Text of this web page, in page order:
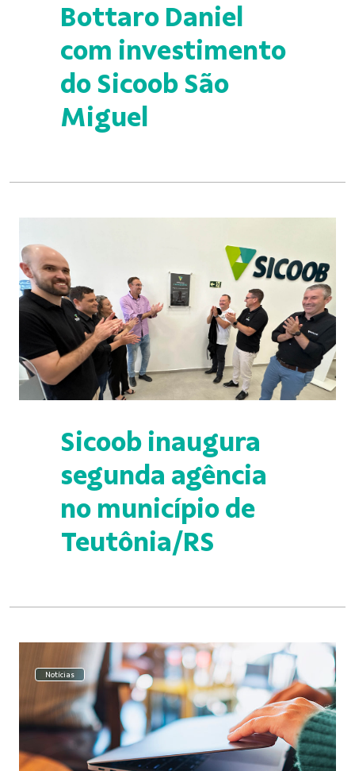
Bottaro Daniel
com investimento
do Sicoob São
Miguel
Sicoob inaugura
segunda agência
no município de
Teutônia/RS
Notícias